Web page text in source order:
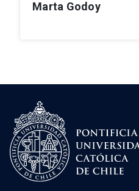
Marta Godoy